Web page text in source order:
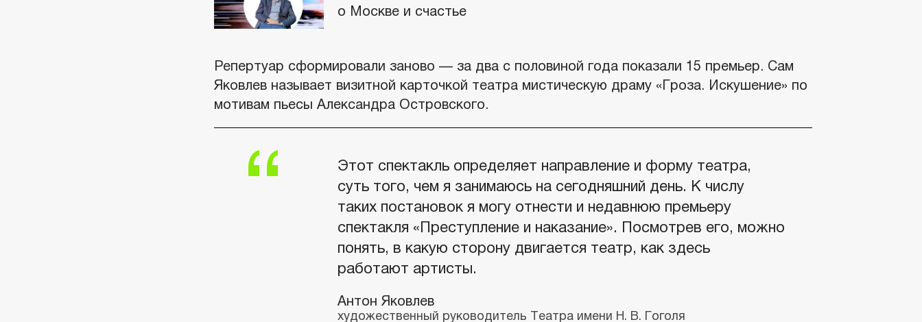
о Москве и счастье
Репертуар сформировали заново — за два с половиной года показали 15 премьер. Сам
Яковлев называет визитной карточкой театра мистическую драму «Гроза. Искушение» по
мотивам пьесы Александра Островского.
Этот спектакль определяет направление и форму театра,
суть того, чем я занимаюсь на сегодняшний день. К числу
таких постановок я могу отнести и недавнюю премьеру
спектакля «Преступление и наказание». Посмотрев его, можно
понять, в какую сторону двигается театр, как здесь
работают артисты.
Антон Яковлев
художественный руководитель Театра имени Н. В. Гоголя